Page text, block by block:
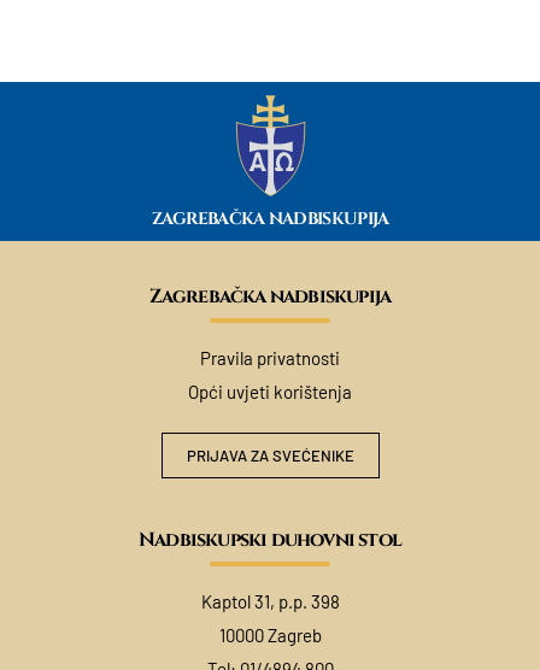
ZAGREBAČKA NADBISKUPIJA
Zagrebačka nadbiskupija
Pravila privatnosti
Opći uvjeti korištenja
PRIJAVA ZA SVEĆENIKE
Nadbiskupski duhovni stol
Kaptol 31, p.p. 398
10000 Zagreb